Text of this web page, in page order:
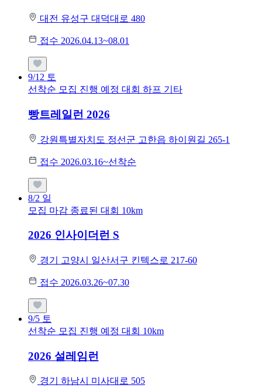
대전 유성구 대덕대로 480
접수 2026.04.13~08.01
9/12 토
선착순 모집 진행 예정 대회 하프 기타
빵트레일런 2026
강원특별자치도 정선군 고한읍 하이원길 265-1
접수 2026.03.16~선착순
8/2 일
모집 마감 종료된 대회 10km
2026 인사이더런 S
경기 고양시 일산서구 킨텍스로 217-60
접수 2026.03.26~07.30
9/5 토
선착순 모집 진행 예정 대회 10km
2026 설레임런
경기 하남시 미사대로 505